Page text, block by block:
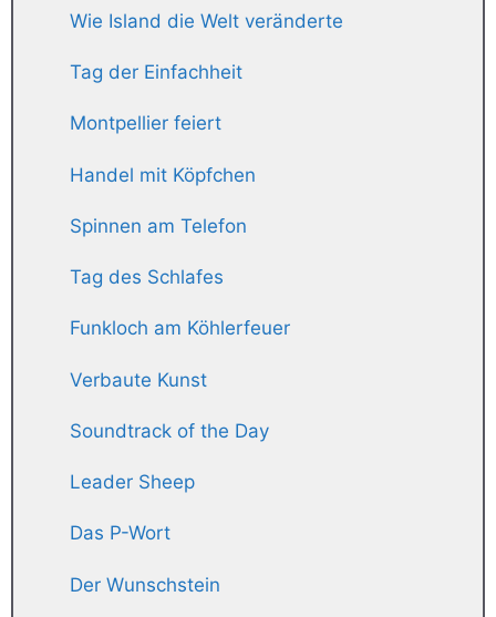
Wie Island die Welt veränderte
Tag der Einfachheit
Montpellier feiert
Handel mit Köpfchen
Spinnen am Telefon
Tag des Schlafes
Funkloch am Köhlerfeuer
Verbaute Kunst
Soundtrack of the Day
Leader Sheep
Das P-Wort
Der Wunschstein